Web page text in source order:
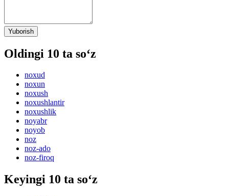
Yuborish
Oldingi 10 ta so‘z
noxud
noxun
noxush
noxushlantir
noxushlik
noyabr
noyob
noz
noz-ado
noz-firoq
Keyingi 10 ta so‘z